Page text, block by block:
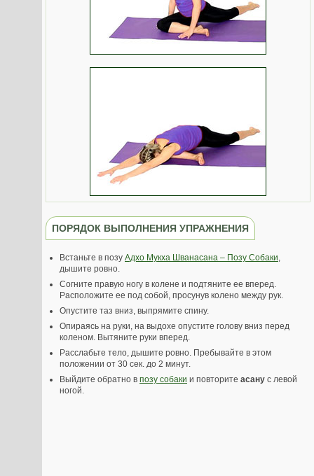
ПОРЯДОК ВЫПОЛНЕНИЯ УПРАЖНЕНИЯ
Встаньте в позу Адхо Мукха Шванасана – Позу Собаки,
дышите ровно.
Согните правую ногу в колене и подтяните ее вперед.
Расположите ее под собой, просунув колено между рук.
Опустите таз вниз, выпрямите спину.
Опираясь на руки, на выдохе опустите голову вниз перед
коленом. Вытяните руки вперед.
Расслабьте тело, дышите ровно. Пребывайте в этом
положении от 30 сек. до 2 минут.
Выйдите обратно в позу собаки и повторите асану с левой
ногой.